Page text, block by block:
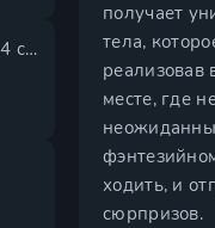
получает
тела,
реализовав
месте, где
ходить, и
сюрпризов.
О моем перерождении в слизь 4 сезон